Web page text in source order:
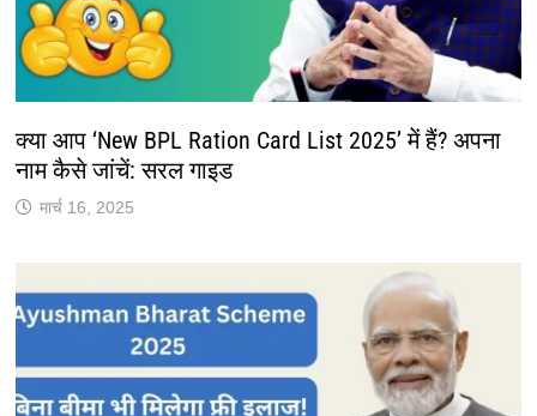
क्या आप ‘New BPL Ration Card List 2025’ में हैं? अपना
नाम कैसे जांचें: सरल गाइड
मार्च 16, 2025